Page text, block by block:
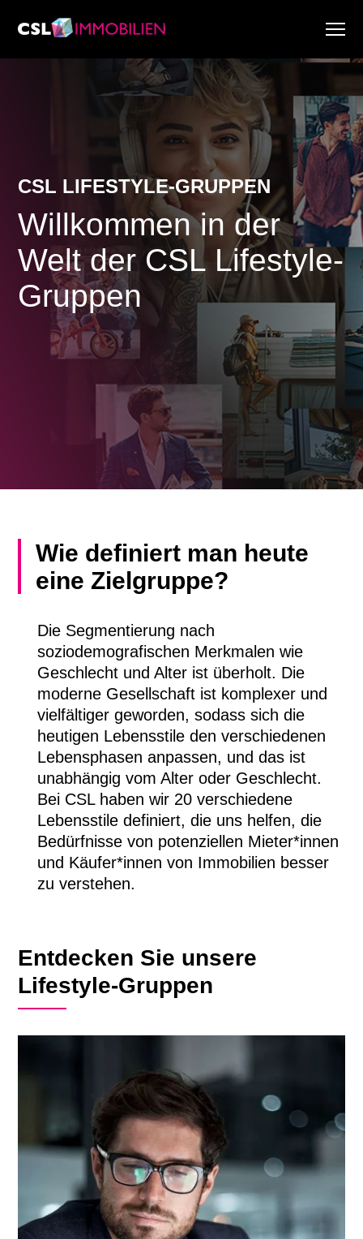
Immobiliensuche
Karriere
Dienstleistungen
Research & Marktberichte
CSL LIFESTYLE-GRUPPEN
Willkommen in der
Welt der CSL Lifestyle-
Gruppen
Wie definiert man heute
eine Zielgruppe?
Die Segmentierung nach
soziodemografischen Merkmalen wie
Geschlecht und Alter ist überholt. Die
moderne Gesellschaft ist komplexer und
vielfältiger geworden, sodass sich die
heutigen Lebensstile den verschiedenen
Lebensphasen anpassen, und das ist
unabhängig vom Alter oder Geschlecht.
Bei CSL haben wir 20 verschiedene
Lebensstile definiert, die uns helfen, die
Bedürfnisse von potenziellen Mieter*innen
und Käufer*innen von Immobilien besser
zu verstehen.
Entdecken Sie unsere
Lifestyle-Gruppen